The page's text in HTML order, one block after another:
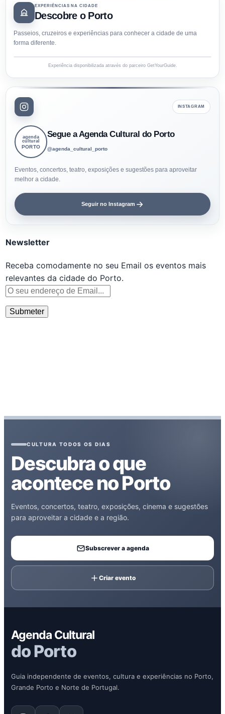
EXPERIÊNCIAS NA CIDADE
Descobre o Porto
Passeios, cruzeiros e experiências para conhecer a cidade de uma
forma diferente.
Experiência disponibilizada através do parceiro GetYourGuide.
INSTAGRAM
agenda
cultural
PORTO
Segue a Agenda Cultural do Porto
@agenda_cultural_porto
Eventos, concertos, teatro, exposições e sugestões para aproveitar
melhor a cidade.
Seguir no Instagram
Newsletter
Receba comodamente no seu Email os eventos mais
relevantes da cidade do Porto.
CULTURA TODOS OS DIAS
Descubra o que
acontece no Porto
Eventos, concertos, teatro, exposições, cinema e sugestões
para aproveitar a cidade e a região.
Subscrever a agenda
Criar evento
Agenda Cultural
do Porto
Guia independente de eventos, cultura e experiências no Porto,
Grande Porto e Norte de Portugal.